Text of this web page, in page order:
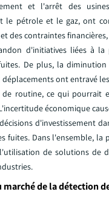
et l'arrêt des
le pétrole et le gaz, ont
des contraintes
d'initiatives liées à
De plus, la
déplacements ont entravé
routine, ce qui pourrait
économique
d'investissement
fuites. Dans l'ensemble, la
de solutions de
marché de la détection